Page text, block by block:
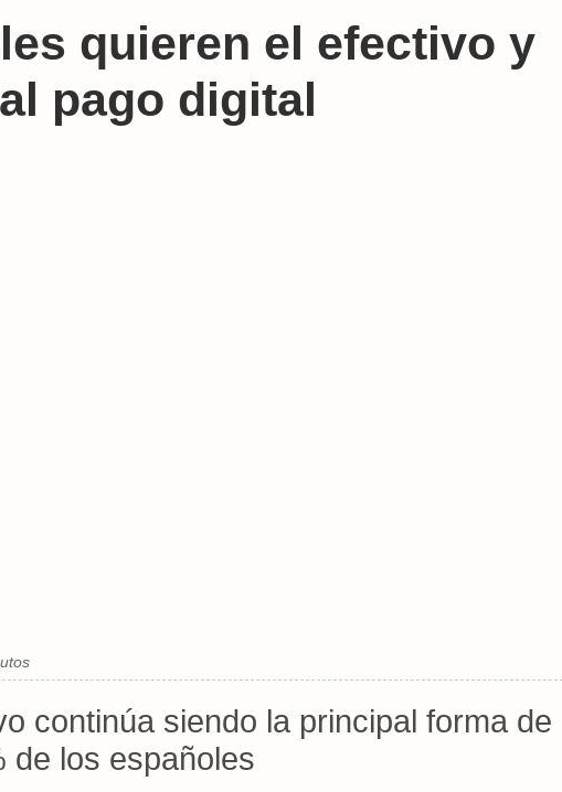
quieren el efectivo y
pago digital
continúa siendo la principal forma de
de los españoles